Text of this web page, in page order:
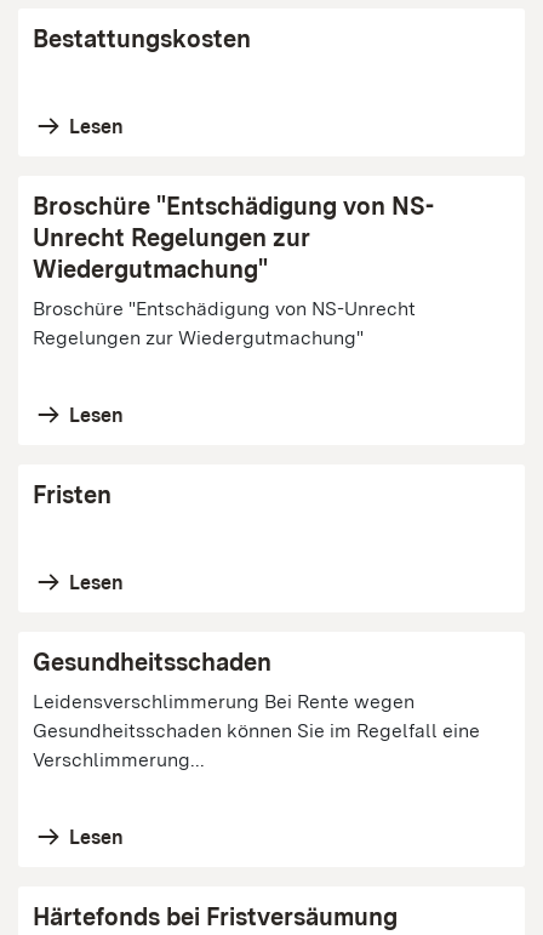
Bestattungskosten
Lesen
Broschüre "Entschädigung von NS-
Unrecht Regelungen zur
Wiedergutmachung"
Broschüre "Entschädigung von NS-Unrecht
Regelungen zur Wiedergutmachung"
Lesen
Fristen
Lesen
Gesundheitsschaden
Leidensverschlimmerung Bei Rente wegen
Gesundheitsschaden können Sie im Regelfall eine
Verschlimmerung...
Lesen
Härtefonds bei Fristversäumung